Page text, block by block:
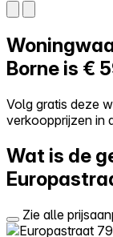
Zelf kopen
Alles-in-één
Reviews
Log in
Borne is €
Volg gratis deze
verkoopprijzen in
Wat is de
Zie alle